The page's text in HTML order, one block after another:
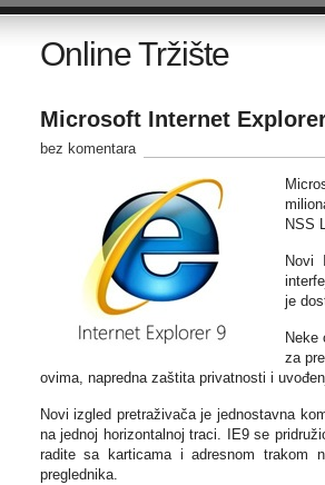
Online Tržište
Microsoft Internet
bez komentara
NSS
Novi
je
Neke
za
ovima, napredna zaštita privatnosti i
Novi izgled pretraživača je jednostavna
na jednoj horizontalnoj traci. IE9 se
radite sa karticama i adresnom trakom
preglednika.